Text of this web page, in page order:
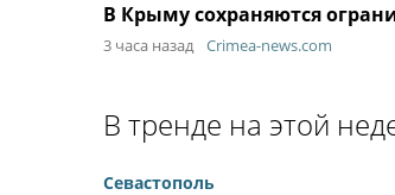
В Крыму сохраняются
3 часа назад Crimea-news.com
В тренде на этой
Севастополь